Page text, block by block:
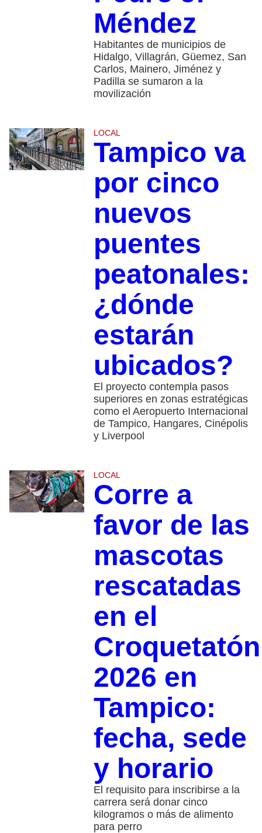
Méndez
Habitantes de municipios de
Hidalgo, Villagrán, Güemez, San
Carlos, Mainero, Jiménez y
Padilla se sumaron a la
movilización
LOCAL
Tampico va
por cinco
nuevos
puentes
peatonales:
¿dónde
estarán
ubicados?
El proyecto contempla pasos
superiores en zonas estratégicas
como el Aeropuerto Internacional
de Tampico, Hangares, Cinépolis
y Liverpool
LOCAL
Corre a
favor de las
mascotas
rescatadas
en el
Croquetatón
2026 en
Tampico:
fecha, sede
y horario
El requisito para inscribirse a la
carrera será donar cinco
kilogramos o más de alimento
para perro